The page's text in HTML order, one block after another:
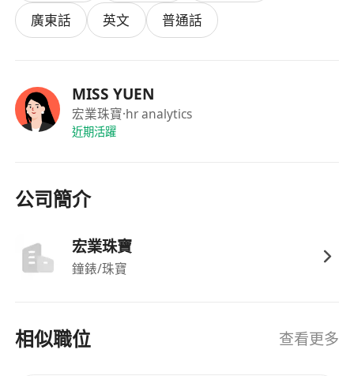
computer skills will be an advantage.
Creative, independent detail-oriented and ability
· Passionate about for luxury and
innovative design
· Good hand sketching and knowledge in
職位名稱：珠寶設計師
根據市場需求與品牌定位，獨立完成珠寶系列的
原創設計，包括手繪草圖、概念發想及系列規劃
提出具商業價值的設計建議
廣東話
英文 普通話
MISS YUEN
宏業珠寶·hr analytics
近期活躍
公司簡介
宏業珠寶
鐘錶/珠寶
相似職位 查看更多